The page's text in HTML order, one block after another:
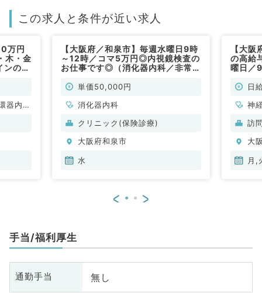
この求人と条件が近い求人
万円
木・金
の訪
器内
【大阪府／和泉市】毎週水曜日9時
～12時／コマ5万円◎内視鏡検査の
お仕事です◎（消化器内科／非常
単価50,000円
消化器内科
クリニック(保険診療)
大阪府和泉市
水
【大
の高給
曜日／
日
神
科
内
訪
大
月,
< >
手当/福利厚生
通勤手当 無し